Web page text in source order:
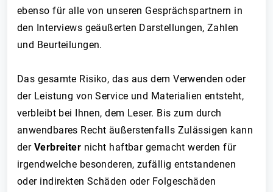
ebenso für alle von unseren Gesprächspartnern in
den Interviews geäußerten Darstellungen, Zahlen
und Beurteilungen.
Das gesamte Risiko, das aus dem Verwenden oder
der Leistung von Service und Materialien entsteht,
verbleibt bei Ihnen, dem Leser. Bis zum durch
anwendbares Recht äußerstenfalls Zulässigen kann
der Verbreiter nicht haftbar gemacht werden für
irgendwelche besonderen, zufällig entstandenen
oder indirekten Schäden oder Folgeschäden